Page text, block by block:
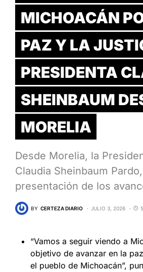
MICHOACÁN
PAZ Y LA
PRESIDENTA
SHEINBAUM
MORELIA
Desde Morelia, la
Claudia Sheinbaum
presentación de los
BY CERTEZA DIARIO JULIO 3, 2026
“Vamos a seguir viendo a
objetivo de avanzar en la
el pueblo de Michoacán”,